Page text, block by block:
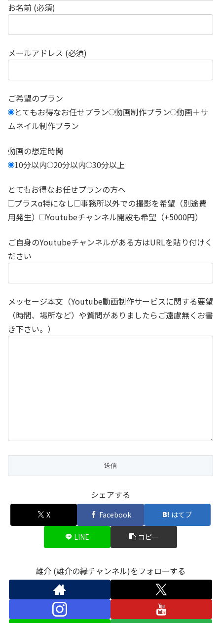
お名前 (必須)
メールアドレス (必須)
ご希望のプラン
とてもお得なお任せプラン 動画制作プラン 動画＋サ
ムネイル制作プラン
動画の想定時間
10分以内
20分以内 30分以上
とてもお得なお任せプランの方へ
プラスα特になし
事務所以外での撮影を希望（別途費
用発生）
Youtubeチャンネル開設も希望（+5000円）
ご自身のYoutubeチャンネルがある方はURLを貼り付けく
ださい
メッセージ本文（Youtube動画制作サービスに関する要望
（時間、場所など）や質問がありましたらご遠慮無くお書
き下さい。）
シェアする
X Facebook はてブ
LINE コピー
雄介 (雄介の縁チャンネル)をフォローする